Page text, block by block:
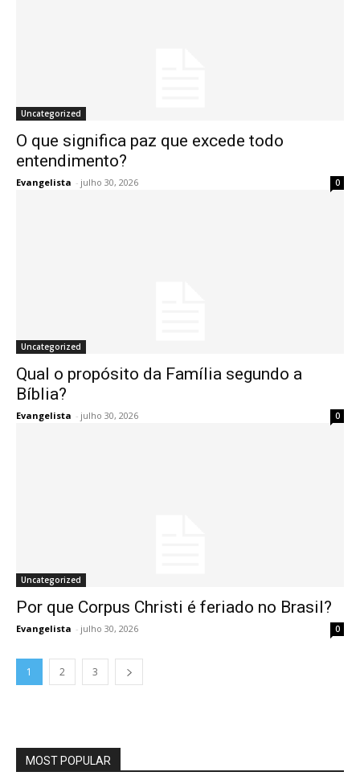
Uncategorized
O que significa paz que excede todo
entendimento?
Evangelista - julho 30, 2026 0
Uncategorized
Qual o propósito da Família segundo a
Bíblia?
Evangelista - julho 30, 2026 0
Uncategorized
Por que Corpus Christi é feriado no Brasil?
Evangelista - julho 30, 2026 0
1 2 3
MOST POPULAR